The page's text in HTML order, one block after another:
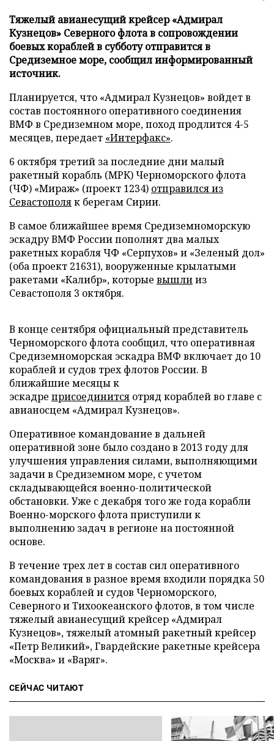
Тяжелый авианесущий крейсер «Адмирал
Кузнецов» Северного флота в сопровождении
боевых кораблей в субботу отправится в
Средиземное море, сообщил информированный
источник.
Планируется, что «Адмирал Кузнецов» войдет в
состав постоянного оперативного соединения
ВМФ в Средиземном море, поход продлится 4-5
месяцев, передает «Интерфакс».
6 октября третий за последние дни малый
ракетный корабль (МРК) Черноморского флота
(ЧФ) «Мираж» (проект 1234) отправился из
Севастополяк берегам Сирии.
В самое ближайшее время Средиземноморскую
эскадру ВМФ России пополнят два малых
ракетных корабля ЧФ «Серпухов» и «Зеленый дол»
(оба проект 21631), вооруженные крылатыми
ракетами «Калибр», которые вышлииз
Севастополя 3 октября.
В конце сентября официальный представитель
Черноморского флота сообщил, что оперативная
Средиземноморская эскадра ВМФ включает до 10
кораблей и судов трех флотов России. В
ближайшие месяцы к
эскадре присоединится отряд кораблей во главе с
авианосцем «Адмирал Кузнецов».
Оперативное командование в дальней
оперативной зоне было создано в 2013 году для
улучшения управления силами, выполняющими
задачи в Средиземном море, с учетом
складывающейся военно-политической
обстановки. Уже с декабря того же года корабли
Военно-морского флота приступили к
выполнению задач в регионе на постоянной
основе.
В течение трех лет в состав сил оперативного
командования в разное время входили порядка 50
боевых кораблей и судов Черноморского,
Северного и Тихоокеанского флотов, в том числе
тяжелый авианесущий крейсер «Адмирал
Кузнецов», тяжелый атомный ракетный крейсер
«Петр Великий», Гвардейские ракетные крейсера
«Москва» и «Варяг».
СЕЙЧАС ЧИТАЮТ